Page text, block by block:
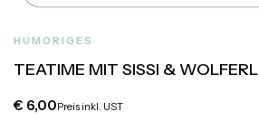
HUMORIGES
TEATIME MIT SISSI & WOLFERL
€ 6,00Preis inkl. UST